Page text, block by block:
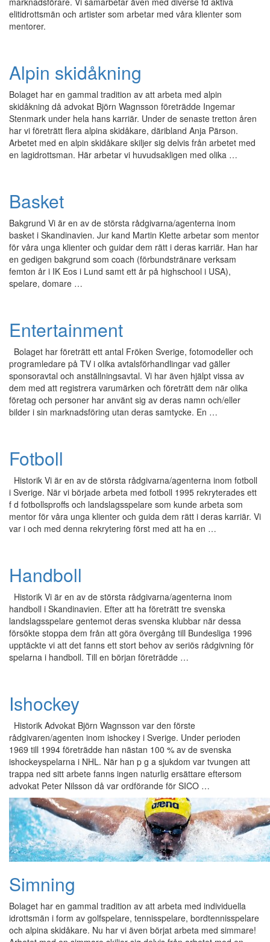
elitidrottsmän och artister som arbetar med våra klienter som
mentorer.
Alpin skidåkning
Bolaget har en gammal tradition av att arbeta med alpin
skidåkning då advokat Björn Wagnsson företrädde Ingemar
Stenmark under hela hans karriär. Under de senaste tretton åren
har vi företrätt flera alpina skidåkare, däribland Anja Pärson.
Arbetet med en alpin skidåkare skiljer sig delvis från arbetet med
en lagidrottsman. Här arbetar vi huvudsakligen med olika …
Basket
Bakgrund Vi är en av de största rådgivarna/agenterna inom
basket i Skandinavien. Jur kand Martin Klette arbetar som mentor
för våra unga klienter och guidar dem rätt i deras karriär. Han har
en gedigen bakgrund som coach (förbundstränare verksam
femton år i IK Eos i Lund samt ett år på highschool i USA),
spelare, domare …
Entertainment
Bolaget har företrätt ett antal Fröken Sverige, fotomodeller och
programledare på TV i olika avtalsförhandlingar vad gäller
sponsoravtal och anställningsavtal. Vi har även hjälpt vissa av
dem med att registrera varumärken och företrätt dem när olika
företag och personer har använt sig av deras namn och/eller
bilder i sin marknadsföring utan deras samtycke. En …
Fotboll
Historik Vi är en av de största rådgivarna/agenterna inom fotboll
i Sverige. När vi började arbeta med fotboll 1995 rekryterades ett
f d fotbollsproffs och landslagsspelare som kunde arbeta som
mentor för våra unga klienter och guida dem rätt i deras karriär. Vi
var i och med denna rekrytering först med att ha en …
Handboll
Historik Vi är en av de största rådgivarna/agenterna inom
handboll i Skandinavien. Efter att ha företrätt tre svenska
landslagsspelare gentemot deras svenska klubbar när dessa
försökte stoppa dem från att göra övergång till Bundesliga 1996
upptäckte vi att det fanns ett stort behov av seriös rådgivning för
spelarna i handboll. Till en början företrädde …
Ishockey
Historik Advokat Björn Wagnsson var den förste
rådgivaren/agenten inom ishockey i Sverige. Under perioden
1969 till 1994 företrädde han nästan 100 % av de svenska
ishockeyspelarna i NHL. När han p g a sjukdom var tvungen att
trappa ned sitt arbete fanns ingen naturlig ersättare eftersom
advokat Peter Nilsson då var ordförande för SICO …
Simning
Bolaget har en gammal tradition av att arbeta med individuella
idrottsmän i form av golfspelare, tennisspelare, bordtennisspelare
och alpina skidåkare. Nu har vi även börjat arbeta med simmare!